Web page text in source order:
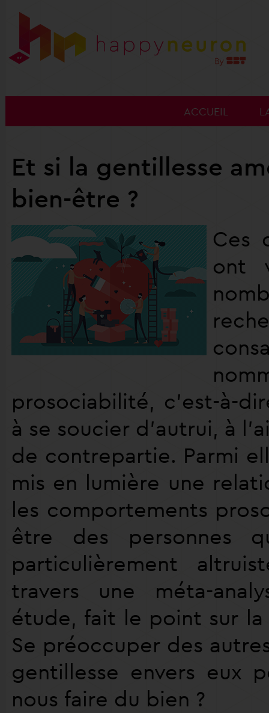
ACCUEIL
Et si la gentillesse
bien-être ?
Ces
ont
prosociabilité, c’est-à-
à se soucier d’autrui, à
de contrepartie. Parmi
mis en lumière une
les comportements
être des personnes
particulièrement
travers une méta-
étude, fait le point sur
Se préoccuper des
gentillesse envers eux
nous faire du bien ?